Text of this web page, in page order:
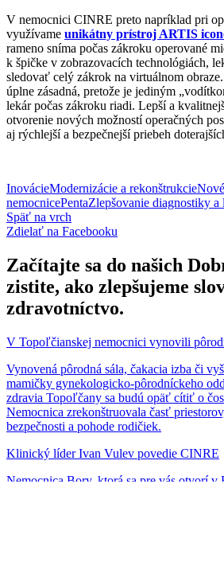
V nemocnici CINRE preto napríklad pri
využívame unikátny prístroj ARTIS
rameno sníma počas zákroku operované
k špičke v zobrazovacích technológiách,
sledovať celý zákrok na virtuálnom
úplne zásadná, pretože je jediným
lekár počas zákroku riadi. Lepší a
otvorenie nových možností operačných
aj rýchlejší a bezpečnejší priebeh
InovácieModernizácie a rekonštrukcieNové
nemocnicePentaZlepšovanie diagnostiky a
Späť na vrch
Zdielať na Facebooku
Začítajte sa do našich
zistite, ako zlepšujeme
zdravotníctvo.
V Topoľčianskej nemocnici vynovili
Vynovená pôrodná sála, čakacia izba či
mamičky gynekologicko-pôrodníckeho
zdravia Topoľčany sa budú opäť cítiť o
Nemocnica zrekonštruovala časť
bezpečnosti a pohode rodičiek.
Klinický líder Ivan Vulev povedie CINRE
Nemocnica Bory, ktorá sa pre vás otvorí v